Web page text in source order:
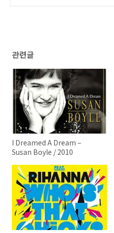
관련글
I Dreamed A Dream –
Susan Boyle / 2010